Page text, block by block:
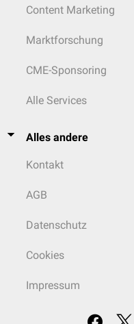
Content Marketing
Marktforschung
CME-Sponsoring
Alle Services
Alles andere
Kontakt
AGB
Datenschutz
Cookies
Impressum